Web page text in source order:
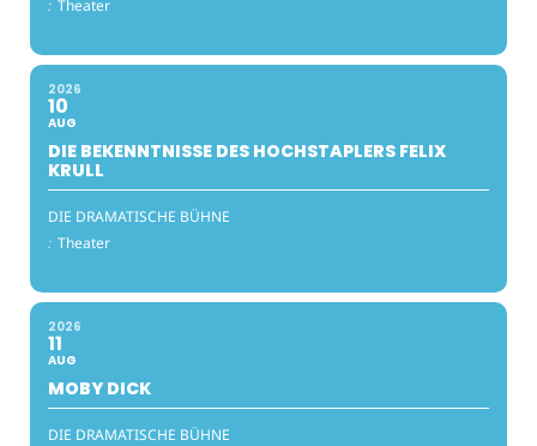
: Theater
2026
10
AUG
DIE BEKENNTNISSE DES HOCHSTAPLERS FELIX
KRULL
DIE DRAMATISCHE BÜHNE
: Theater
2026
11
AUG
MOBY DICK
DIE DRAMATISCHE BÜHNE